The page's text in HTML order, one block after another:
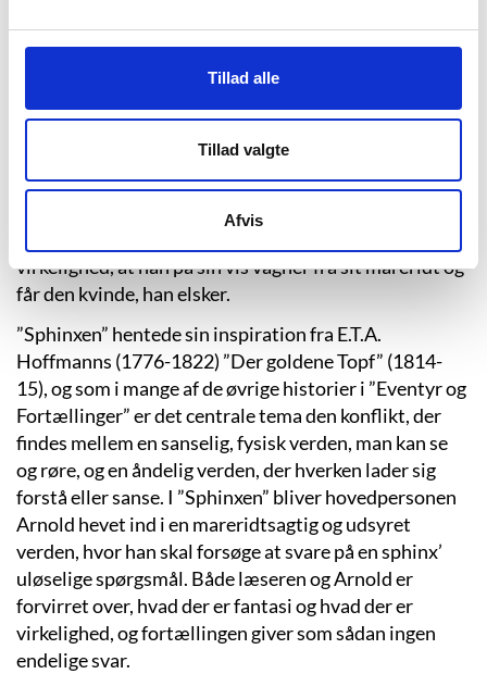
Tillad alle
Tillad valgte
Afvis
for fantastisk litteratur. Bedst ses fantastikkens præg
i fortællingen om ”Sphinxen”, hvor hovedpersonen
Arnold stilles en gåde og gennem hele historien
Undervejs nærmer Arnold sig gradvist vanviddets
rand, jo mere han prøver at forstå alle de ufattelige
ting, der sker omkring ham. I sidste ende er det først,
virkelighed, at han på sin vis vågner fra sit mareridt og
får den kvinde, han elsker.
”Sphinxen” hentede sin inspiration fra E.T.A.
Hoffmanns (1776-1822) ”Der goldene Topf” (1814-
15), og som i mange af de øvrige historier i ”Eventyr og
Fortællinger” er det centrale tema den konflikt, der
findes mellem en sanselig, fysisk verden, man kan se
og røre, og en åndelig verden, der hverken lader sig
forstå eller sanse. I ”Sphinxen” bliver hovedpersonen
Arnold hevet ind i en mareridtsagtig og udsyret
verden, hvor han skal forsøge at svare på en sphinx’
uløselige spørgsmål. Både læseren og Arnold er
forvirret over, hvad der er fantasi og hvad der er
virkelighed, og fortællingen giver som sådan ingen
endelige svar.